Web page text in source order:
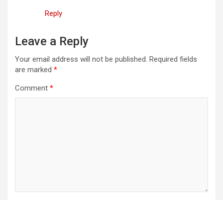
Reply
Leave a Reply
Your email address will not be published. Required fields
are marked *
Comment *